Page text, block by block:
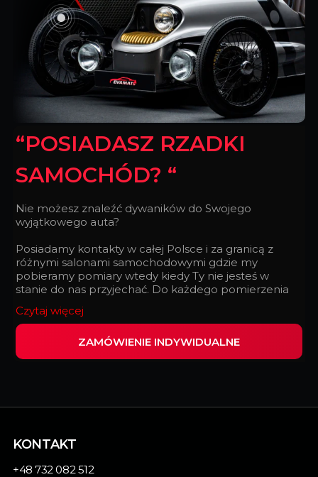
“POSIADASZ RZADKI
SAMOCHÓD? “
Nie możesz znaleźć dywaników do Swojego
wyjątkowego auta?
Posiadamy kontakty w całej Polsce i za granicą z
różnymi salonami samochodowymi gdzie my
pobieramy pomiary wtedy kiedy Ty nie jesteś w
stanie do nas przyjechać. Do każdego pomierzenia
zegarmistrz składa zegarek.
Wypełnij ten formularz i my zrealizujemy
indywidualnie dopasowane dywaniki do Twojego
Czytaj więcej
ZAMÓWIENIE INDYWIDUALNE
KONTAKT
+48 732 082 512